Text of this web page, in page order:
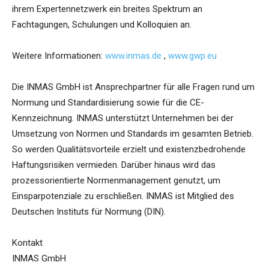
ihrem Expertennetzwerk ein breites Spektrum an
Fachtagungen, Schulungen und Kolloquien an.
Weitere Informationen: www.inmas.de , www.gwp.eu
Die INMAS GmbH ist Ansprechpartner für alle Fragen rund um
Normung und Standardisierung sowie für die CE-
Kennzeichnung. INMAS unterstützt Unternehmen bei der
Umsetzung von Normen und Standards im gesamten Betrieb.
So werden Qualitätsvorteile erzielt und existenzbedrohende
Haftungsrisiken vermieden. Darüber hinaus wird das
prozessorientierte Normenmanagement genutzt, um
Einsparpotenziale zu erschließen. INMAS ist Mitglied des
Deutschen Instituts für Normung (DIN).
Kontakt
INMAS GmbH